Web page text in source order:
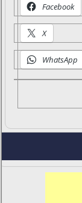
Facebook
X
WhatsApp